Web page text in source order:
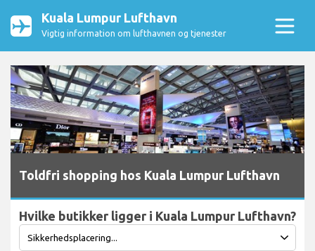
Kuala Lumpur Lufthavn
Vigtig information om lufthavnen og tjenester
Toldfri shopping hos Kuala Lumpur Lufthavn
Hvilke butikker ligger i Kuala Lumpur Lufthavn?